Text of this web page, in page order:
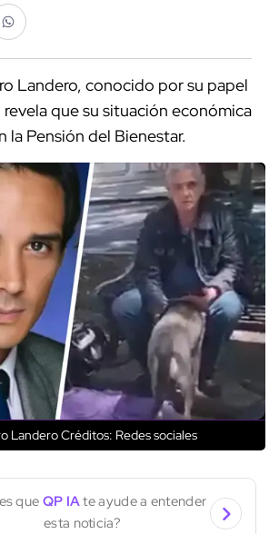
Landero, conocido por su papel
revela que su situación económica
la Pensión del Bienestar.
LanderoCréditos: Redes sociales
que QP IAte ayude a entender
esta noticia?